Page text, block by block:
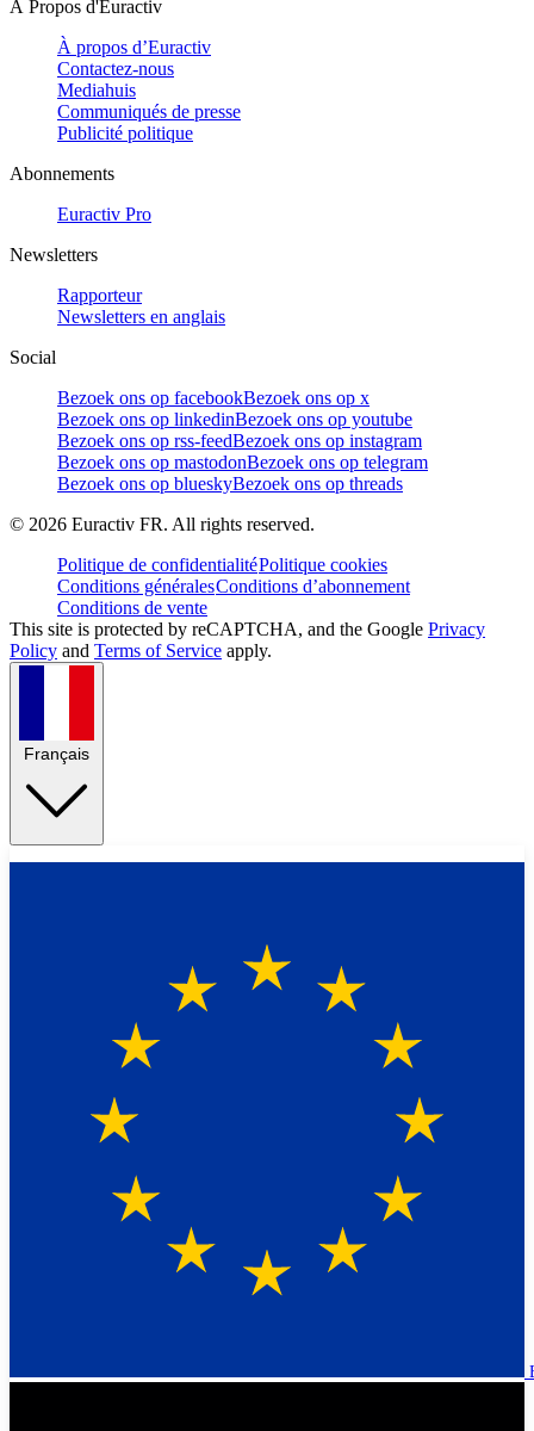
À Propos d'Euractiv
À propos d’Euractiv
Contactez-nous
Mediahuis
Communiqués de presse
Publicité politique
Abonnements
Euractiv Pro
Newsletters
Rapporteur
Newsletters en anglais
Social
Bezoek ons op facebookBezoek ons op x
Bezoek ons op linkedinBezoek ons op youtube
Bezoek ons op rss-feedBezoek ons op instagram
Bezoek ons op mastodonBezoek ons op telegram
Bezoek ons op blueskyBezoek ons op threads
© 2026 Euractiv FR. All rights reserved.
Politique de confidentialitéPolitique cookies
Conditions généralesConditions d’abonnement
Conditions de vente
This site is protected by reCAPTCHA, and the Google Privacy
Policy and Terms of Service apply.
Français